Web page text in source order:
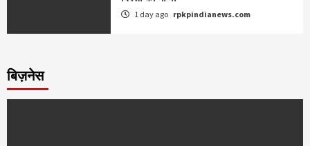
1 day ago rpkpindianews.com
बिज़नेस